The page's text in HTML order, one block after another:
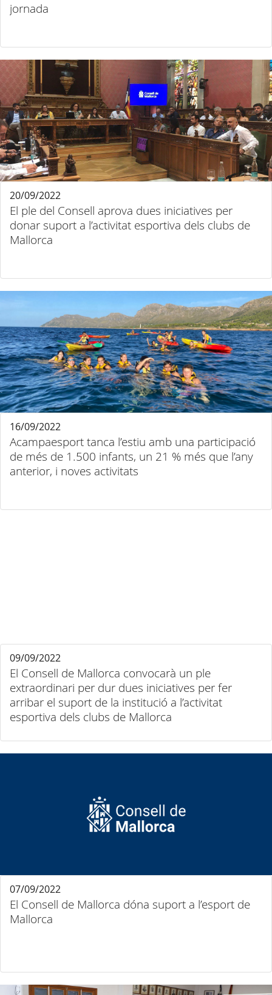
jornada
El ple del Consell aprova dues iniciatives per
donar suport a l’activitat esportiva dels clubs de
Mallorca
20/09/2022
Acampaesport tanca l’estiu amb una participació
de més de 1.500 infants, un 21 % més que l’any
anterior, i noves activitats
16/09/2022
El Consell de Mallorca convocarà un ple
extraordinari per dur dues iniciatives per fer
arribar el suport de la institució a l’activitat
esportiva dels clubs de Mallorca
09/09/2022
El Consell de Mallorca dóna suport a l’esport de
Mallorca
07/09/2022